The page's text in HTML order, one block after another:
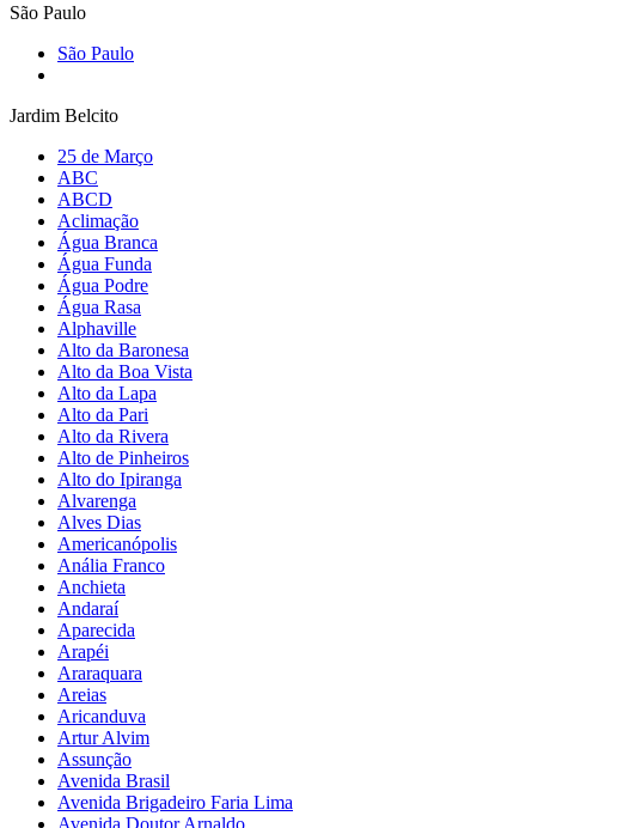
São Paulo
São Paulo
Jardim Belcito
25 de Março
ABC
ABCD
Aclimação
Água Branca
Água Funda
Água Podre
Água Rasa
Alphaville
Alto da Baronesa
Alto da Boa Vista
Alto da Lapa
Alto da Pari
Alto da Rivera
Alto de Pinheiros
Alto do Ipiranga
Alvarenga
Alves Dias
Americanópolis
Anália Franco
Anchieta
Andaraí
Aparecida
Arapéi
Araraquara
Areias
Aricanduva
Artur Alvim
Assunção
Avenida Brasil
Avenida Brigadeiro Faria Lima
Avenida Doutor Arnaldo